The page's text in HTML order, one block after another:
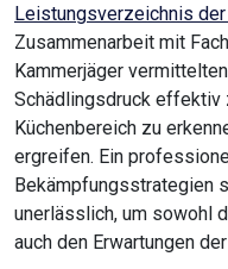
Leistungsverzeichnis
Zusammenarbeit mit
Kammerjäger
Schädlingsdruck effektiv
Küchenbereich zu
ergreifen. Ein
Bekämpfungsstrategien
unerlässlich, um sowohl
auch den Erwartungen